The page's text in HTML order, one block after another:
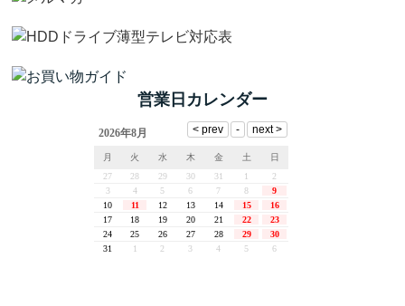
営業日カレンダー